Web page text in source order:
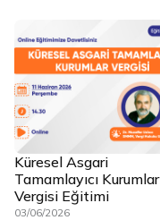
Küresel Asgari
Tamamlayıcı Kurumlar
Vergisi Eğitimi
03/06/2026